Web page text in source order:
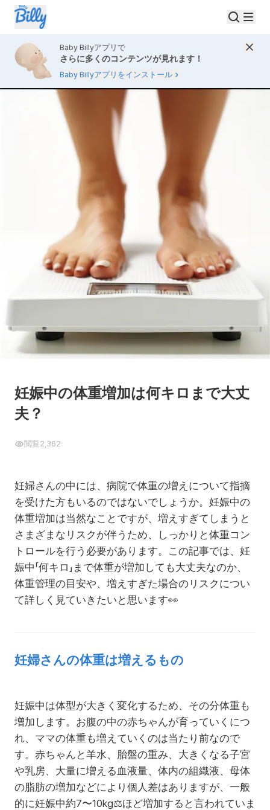
Baby Billyアプリで
さらに多くのコンテンツが見れます！
Baby Billyアプリをインストール
妊娠中の体重増加は何キロまで大丈
夫？
閲覧2,362
妊婦さんの中には、病院で体重の増えについて指摘
を受けた方もいるのではないでしょうか。妊娠中の
体重増加は当然なことですが、増えすぎてしまうと
さまざまなリスクが伴うため、しっかりと体重コン
トロールを行う必要があります。この記事では、妊
娠中「何キロ」まで体重が増加しても大丈夫なのか、
体重管理の目安や、増えすぎた場合のリスクについ
て詳しく見ていきたいと思います👀
妊婦さんの体重は増えるもの
妊娠中は体型が大きく変化するため、その分体重も
増加します。お腹の中の赤ちゃんが育っていくにつ
れ、ママの体重も増えていくのは当たり前なので
す。赤ちゃんと羊水、胎盤の重み、大きくなる子宮
や乳房、大量に増える血液量、体内の組織液、母体
の脂肪の増加などにより個人差はありますが、一般
的に妊娠中約7〜10kg⚖️ほど増加すると言われていま